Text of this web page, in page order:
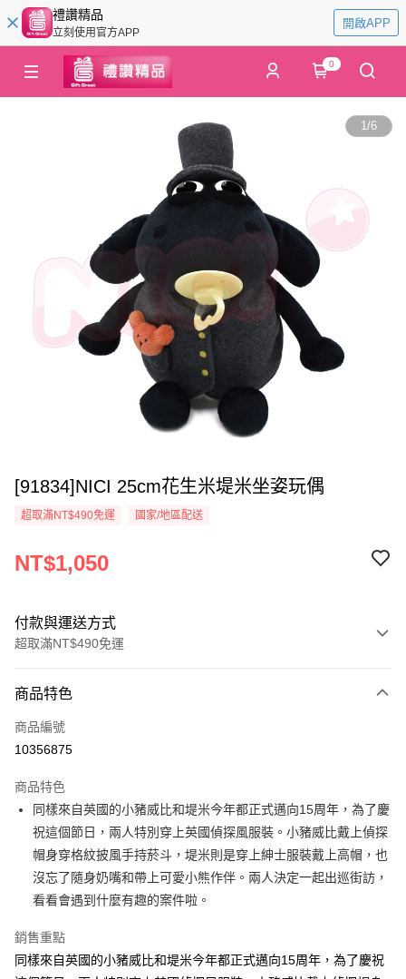
禮讚精品
立刻使用官方APP
開啟APP
0
1/6
[91834]NICI 25cm花生米堤米坐姿玩偶
超取滿NT$490免運 國家/地區配送
NT$1,050
付款與運送方式
超取滿NT$490免運
信用卡一次付款
超商取貨付款
Apple Pay
街口支付
悠遊付
AFTEE先享後付
相關說明
AFTEE先享後付是「在收到商品之後才付款」的支付方式。 讓您購物簡單
ATM付款
商品特色
商品編號
10356875
商品特色
同樣來自英國的小豬威比和堤米今年都正式邁向15周年，為了慶
祝這個節日，兩人特別穿上英國偵探風服裝。小豬威比戴上偵探
帽身穿格紋披風手持菸斗，堤米則是穿上紳士服裝戴上高帽，也
沒忘了隨身奶嘴和帶上可愛小熊作伴。兩人決定一起出巡街訪，
看看會遇到什麼有趣的案件啦。
銷售重點
同樣來自英國的小豬威比和堤米今年都正式邁向15周年，為了慶祝